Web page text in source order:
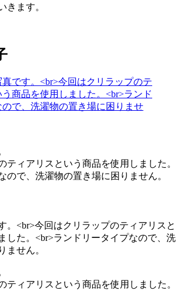
きます。
ティアリスという商品を使用しました。
ので、洗濯物の置き場に困りません。
ティアリスという商品を使用しました。